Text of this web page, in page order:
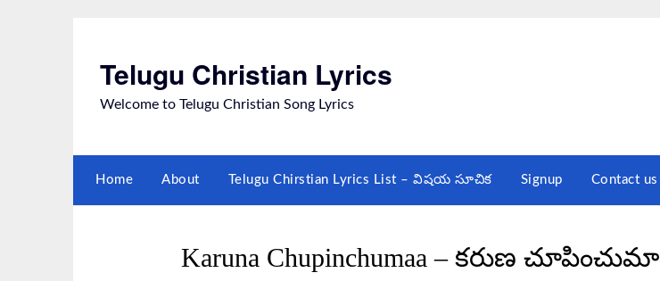
Telugu Christian Lyrics
Welcome to Telugu Christian Song Lyrics
Home About Telugu Chirstian Lyrics List – విషయ సూచిక Signup Contact us
Karuna Chupinchumaa – కరుణ చూపించుమా